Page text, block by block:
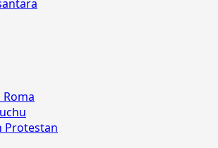
Protestan